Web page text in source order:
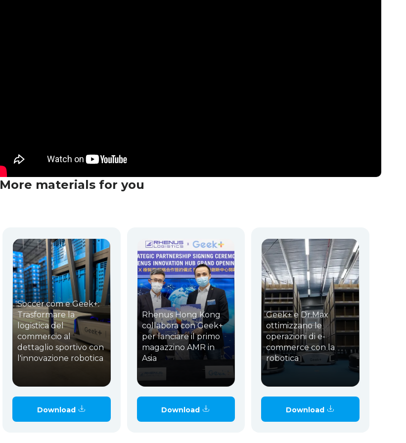
More materials for you
Soccer.com e Geek+:
Trasformare la
logistica del
commercio al
dettaglio sportivo con
l'innovazione robotica
Download
Rhenus Hong Kong
collabora con Geek+
per lanciare il primo
magazzino AMR in
Asia
Download
Geek+ e Dr.Max
ottimizzano le
operazioni di e-
commerce con la
robotica
Download